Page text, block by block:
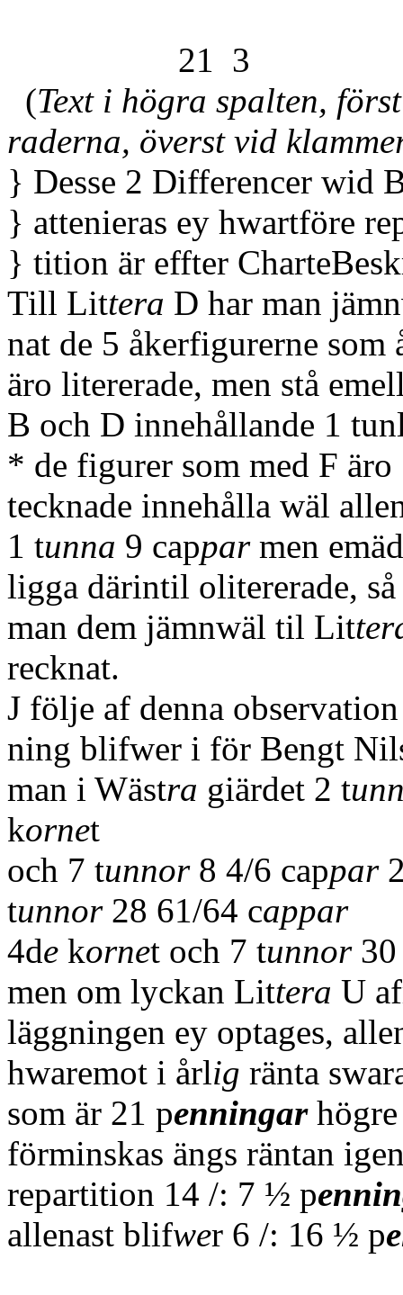
21 3
(Text i högra spalten,
raderna, överst vid
} Desse 2 Differencer wid
} attenieras ey hwartföre
} tition är effter
Till Littera D har man
nat de 5 åkerfigurerne som
äro litererade, men stå
B och D innehållande 1
* de figurer som med F äro
tecknade innehålla wäl
1 tunna 9 capparmen
ligga därintil olitererade, så
man dem jämnwäl til Lit
recknat.
J följe af denna
ning blifwer i för Bengt
man i Wästra giärdet 2 t
kornet
och 7 tunnor8 4/6 cappar
tunnor28 61/64 cappar
4de kornet och 7 tunnor30
men om lyckan Littera U
läggningen ey optages,
hwaremot i årlig ränta
som är 21 penningarhögre
förminskas ängs räntan
repartition 14 /: 7 ½ p
allenast blifwer 6 /: 16 ½ p